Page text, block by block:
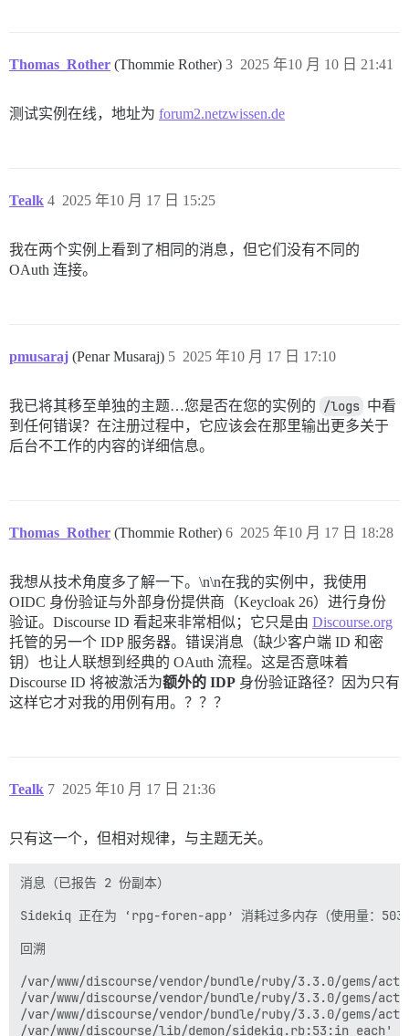
Thomas_Rother (Thommie Rother) 2025 年10 月 10 日 21:41
3
测试实例在线，地址为 forum2.netzwissen.de
Tealk 2025 年10 月 17 日 15:25
4
我在两个实例上看到了相同的消息，但它们没有不同的
OAuth 连接。
pmusaraj (Penar Musaraj) 2025 年10 月 17 日 17:10
5
我已将其移至单独的主题…您是否在您的实例的 /logs 中看
到任何错误？在注册过程中，它应该会在那里输出更多关于
后台不工作的内容的详细信息。
Thomas_Rother (Thommie Rother) 2025 年10 月 17 日 18:28
6
我想从技术角度多了解一下。\n\n在我的实例中，我使用
OIDC 身份验证与外部身份提供商（Keycloak 26）进行身份
验证。Discourse ID 看起来非常相似；它只是由 Discourse.org
托管的另一个 IDP 服务器。错误消息（缺少客户端 ID 和密
钥）也让人联想到经典的 OAuth 流程。这是否意味着
Discourse ID 将被激活为额外的 IDP 身份验证路径？因为只有
这样它才对我的用例有用。？？？
Tealk 2025 年10 月 17 日 21:36
7
只有这一个，但相对规律，与主题无关。
消息（已报告 2 份副本）
Sidekiq 正在为 ‘rpg-foren-app’ 消耗过多内存（使用量：
回溯
/var/www/discourse/vendor/bundle/ruby/3.3.0/gems/
/var/www/discourse/vendor/bundle/ruby/3.3.0/gems/
/var/www/discourse/vendor/bundle/ruby/3.3.0/gems/
/var/www/discourse/lib/demon/sidekiq.rb:53:in each' /